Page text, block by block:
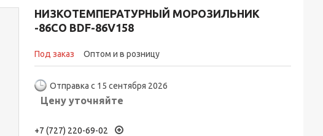
НИЗКОТЕМПЕРАТУРНЫЙ МОРОЗИЛЬНИК
-86СО BDF-86V158
Под заказ Оптом и в розницу
Отправка с 15 сентября 2026
Цену уточняйте
+7 (727) 220-69-02